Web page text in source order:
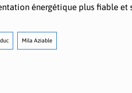
énergétique plus fiable et
Mila Aziable